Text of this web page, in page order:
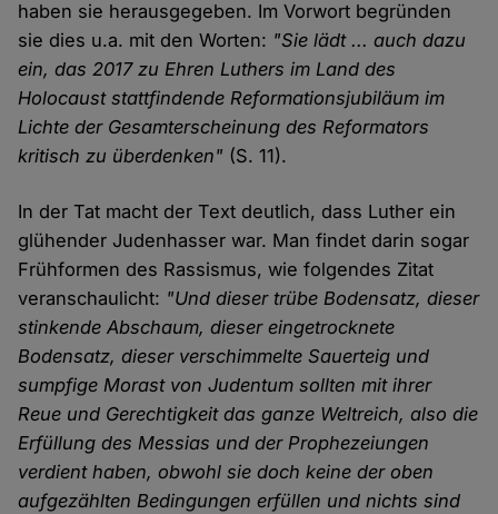
haben sie herausgegeben. Im Vorwort begründen
sie dies u.a. mit den Worten: "Sie lädt ... auch dazu
ein, das 2017 zu Ehren Luthers im Land des
Holocaust stattfindende Reformationsjubiläum im
Lichte der Gesamterscheinung des Reformators
kritisch zu überdenken" (S. 11).
In der Tat macht der Text deutlich, dass Luther ein
glühender Judenhasser war. Man findet darin sogar
Frühformen des Rassismus, wie folgendes Zitat
veranschaulicht: "Und dieser trübe Bodensatz, dieser
stinkende Abschaum, dieser eingetrocknete
Bodensatz, dieser verschimmelte Sauerteig und
sumpfige Morast von Judentum sollten mit ihrer
Reue und Gerechtigkeit das ganze Weltreich, also die
Erfüllung des Messias und der Prophezeiungen
verdient haben, obwohl sie doch keine der oben
aufgezählten Bedingungen erfüllen und nichts sind